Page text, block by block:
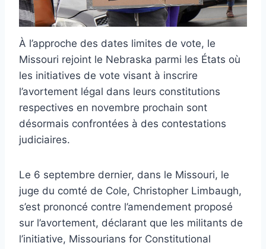
À l’approche des dates limites de vote, le
Missouri rejoint le Nebraska parmi les États où
les initiatives de vote visant à inscrire
l’avortement légal dans leurs constitutions
respectives en novembre prochain sont
désormais confrontées à des contestations
judiciaires.
Le 6 septembre dernier, dans le Missouri, le
juge du comté de Cole, Christopher Limbaugh,
s’est prononcé contre l’amendement proposé
sur l’avortement, déclarant que les militants de
l’initiative, Missourians for Constitutional